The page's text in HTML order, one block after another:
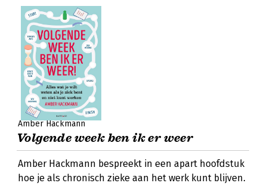
Amber Hackmann
Volgende week ben ik er weer
Amber Hackmann bespreekt in een apart hoofdstuk
hoe je als chronisch zieke aan het werk kunt blijven.